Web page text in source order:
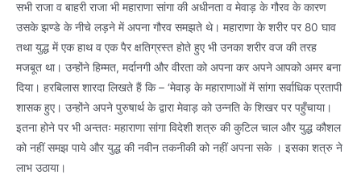
सभी राजा व बाहरी राजा भी महाराणा सांगा की अधीनता व मेवाड़ के गौरव के कारण
उसके झण्डे के नीचे लड़ने में अपना गौरव समझते थे। महाराणा के शरीर पर 80 घाव
तथा युद्ध में एक हाथ व एक पैर क्षतिग्रस्त होते हुए भी उनका शरीर वज की तरह
मजबूत था। उन्होंने हिम्मत, मर्दानगी और वीरता को अपना कर अपने आपको अमर बना
दिया। हरबिलास शारदा लिखते हैं कि – ‘मेवाड़ के महाराणाओं में सांगा सर्वाधिक प्रतापी
शासक हुए। उन्होंने अपने पुरुषार्थ के द्वारा मेवाड़ को उन्नति के शिखर पर पहुँचाया।
इतना होने पर भी अन्ततः महाराणा सांगा विदेशी शत्रु की कुटिल चाल और युद्ध कौशल
को नहीं समझ पाये और युद्ध की नवीन तकनीकी को नहीं अपना सके । इसका शत्रु ने
लाभ उठाया।